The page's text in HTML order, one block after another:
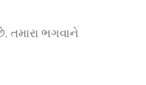
તમારા ભગવાને